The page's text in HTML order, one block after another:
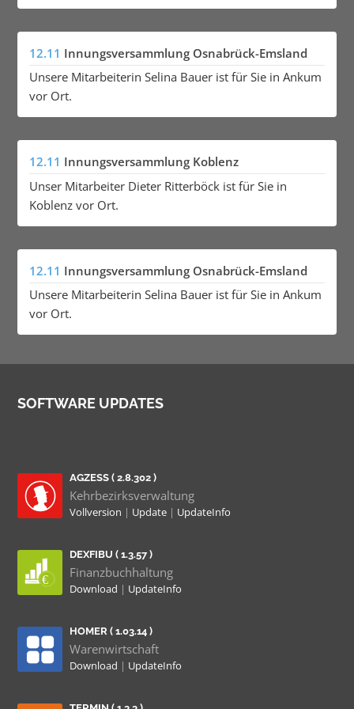
12.11 Innungsversammlung Osnabrück-Emsland
Unsere Mitarbeiterin Selina Bauer ist für Sie in Ankum
vor Ort.
12.11 Innungsversammlung Koblenz
Unser Mitarbeiter Dieter Ritterböck ist für Sie in
Koblenz vor Ort.
12.11 Innungsversammlung Osnabrück-Emsland
Unsere Mitarbeiterin Selina Bauer ist für Sie in Ankum
vor Ort.
SOFTWARE UPDATES
AGZESS ( 2.8.302 )
Kehrbezirksverwaltung
Vollversion | Update | UpdateInfo
DEXFIBU ( 1.3.57 )
Finanzbuchhaltung
Download | UpdateInfo
HOMER ( 1.03.14 )
Warenwirtschaft
Download | UpdateInfo